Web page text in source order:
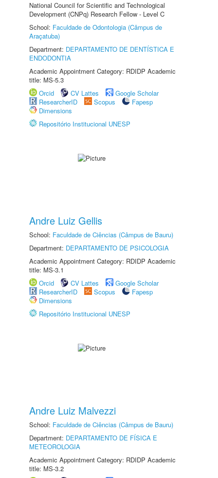
National Council for Scientific and Technological
Development (CNPq) Research Fellow - Level C
School: Faculdade de Odontologia (Câmpus de
Araçatuba)
Department: DEPARTAMENTO DE DENTÍSTICA E
ENDODONTIA
Academic Appointment Category: RDIDP Academic
title: MS-5.3
Orcid
CV Lattes
Google Scholar
ResearcherID
Scopus
Fapesp
Dimensions
Repositório Institucional UNESP
Andre Luiz Gellis
School: Faculdade de Ciências (Câmpus de Bauru)
Department: DEPARTAMENTO DE PSICOLOGIA
Academic Appointment Category: RDIDP Academic
title: MS-3.1
Orcid
CV Lattes
Google Scholar
ResearcherID
Scopus
Fapesp
Dimensions
Repositório Institucional UNESP
Andre Luiz Malvezzi
School: Faculdade de Ciências (Câmpus de Bauru)
Department: DEPARTAMENTO DE FÍSICA E
METEOROLOGIA
Academic Appointment Category: RDIDP Academic
title: MS-3.2